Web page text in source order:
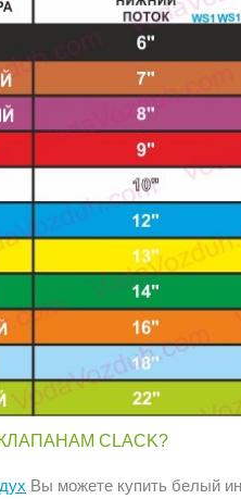
CLACK?
Вы можете купить белый